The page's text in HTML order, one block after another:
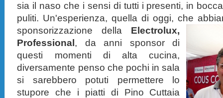
sia il naso che i sensi di tutti i presenti, in
puliti. Un'esperienza, quella di oggi, che
sponsorizzazione della Electrolux,
Professional , da anni sponsor di
questi momenti di alta cucina,
diversamente penso che pochi in sala
si sarebbero potuti permettere lo
stupore che i piatti di Pino Cuttaia